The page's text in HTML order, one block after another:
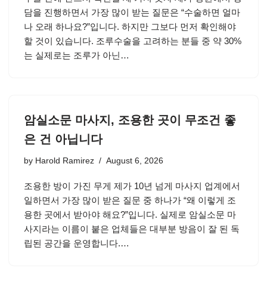
담을 진행하면서 가장 많이 받는 질문은 “수술하면 얼마
나 오래 하나요?”입니다. 하지만 그보다 먼저 확인해야
할 것이 있습니다. 조루수술을 고려하는 분들 중 약 30%
는 실제로는 조루가 아닌…
암실소문 마사지, 조용한 곳이 무조건 좋
은 건 아닙니다
by Harold Ramirez August 6, 2026
조용한 방이 가진 무게 제가 10년 넘게 마사지 업계에서
일하면서 가장 많이 받은 질문 중 하나가 “왜 이렇게 조
용한 곳에서 받아야 해요?”입니다. 실제로 암실소문 마
사지라는 이름이 붙은 업체들은 대부분 방음이 잘 된 독
립된 공간을 운영합니다.…